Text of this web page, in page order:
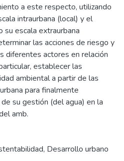
a este respecto, utilizando
intraurbana (local) y el
su escala extraurbana
las acciones de riesgo y
diferentes actores en relación
establecer las
ambiental a partir de las
para finalmente
su gestión (del agua) en la
amb.
, Desarrollo urbano